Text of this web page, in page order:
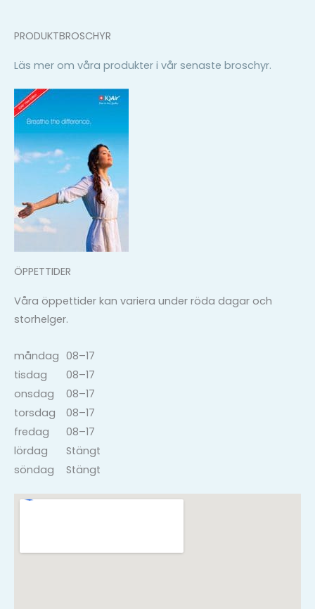
PRODUKTBROSCHYR
Läs mer om våra produkter i vår senaste broschyr.
ÖPPETTIDER
Våra öppettider kan variera under röda dagar och
storhelger.
måndag
tisdag
onsdag
torsdag
fredag
lördag
söndag
08–17
08–17
08–17
08–17
08–17
Stängt
Stängt